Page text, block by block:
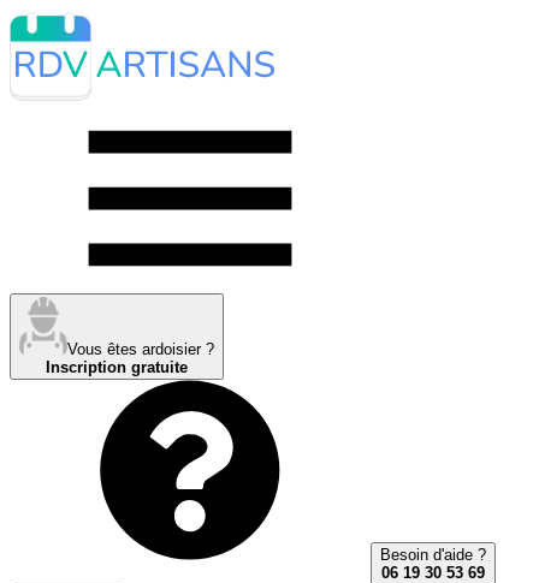
Vous êtes ardoisier ?
Inscription gratuite
Besoin d'aide ?
06 19 30 53 69